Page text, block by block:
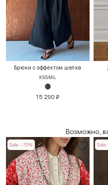
Брюки с эффектом шелка
XSSM L
15 290 ₽
Возможно,
Sale -70%